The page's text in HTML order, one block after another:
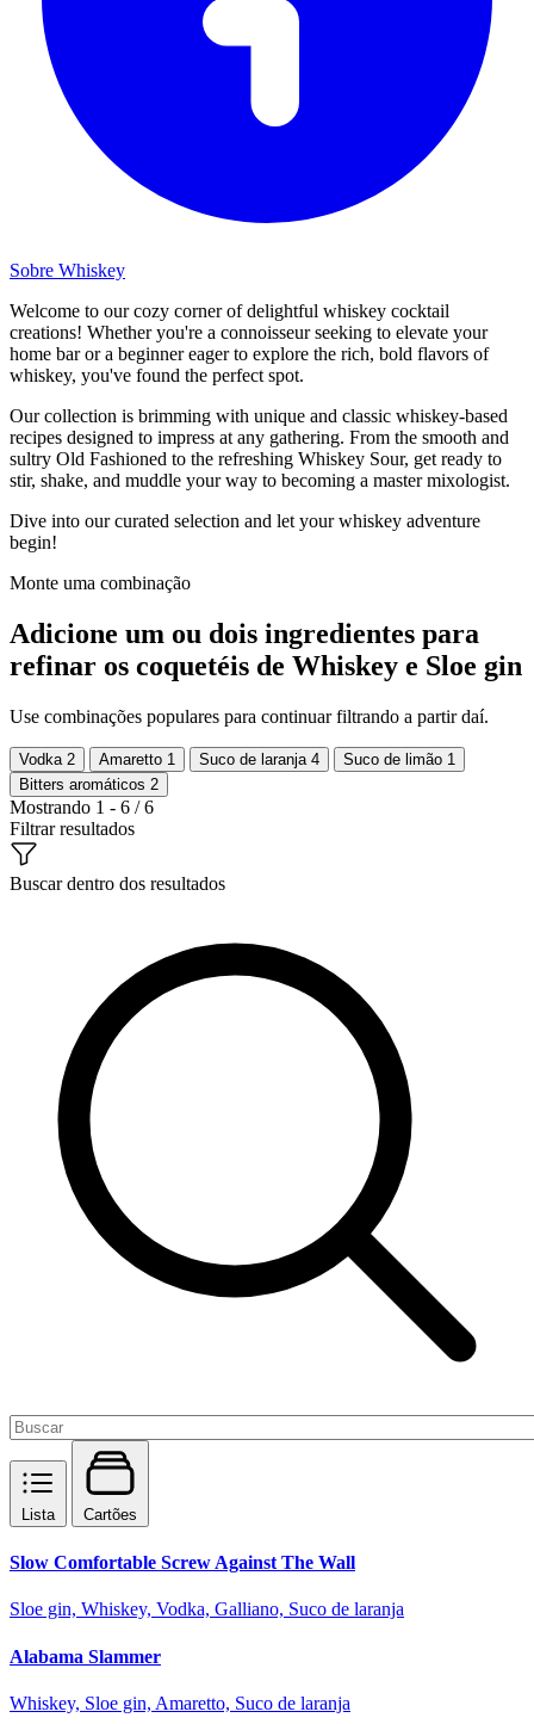
Sobre Whiskey
Welcome to our cozy corner of delightful whiskey cocktail
creations! Whether you're a connoisseur seeking to elevate your
home bar or a beginner eager to explore the rich, bold flavors of
whiskey, you've found the perfect spot.
Our collection is brimming with unique and classic whiskey-based
recipes designed to impress at any gathering. From the smooth and
sultry Old Fashioned to the refreshing Whiskey Sour, get ready to
stir, shake, and muddle your way to becoming a master mixologist.
Dive into our curated selection and let your whiskey adventure
begin!
Monte uma combinação
Adicione um ou dois ingredientes para
refinar os coquetéis de Whiskey e Sloe gin
Use combinações populares para continuar filtrando a partir daí.
Vodka 2 Amaretto 1 Suco de laranja 4 Suco de limão 1
Bitters aromáticos 2
Mostrando 1 - 6 / 6
Filtrar resultados
Buscar dentro dos resultados
Lista Cartões
Slow Comfortable Screw Against The Wall
Sloe gin, Whiskey, Vodka, Galliano, Suco de laranja
Alabama Slammer
Whiskey, Sloe gin, Amaretto, Suco de laranja